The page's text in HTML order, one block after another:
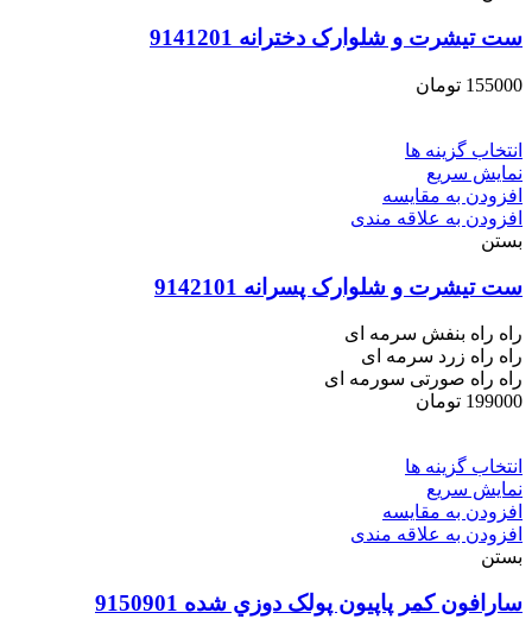
ست تیشرت و شلوارک دخترانه 9141201
155000 تومان
انتخاب گزینه ها
نمایش سریع
افزودن به مقایسه
افزودن به علاقه مندی
بستن
ست تیشرت و شلوارک پسرانه 9142101
راه راه بنفش سرمه ای
راه راه زرد سرمه ای
راه راه صورتی سورمه ای
199000 تومان
انتخاب گزینه ها
نمایش سریع
افزودن به مقایسه
افزودن به علاقه مندی
بستن
سارافون کمر پاپيون پولک دوزي شده 9150901